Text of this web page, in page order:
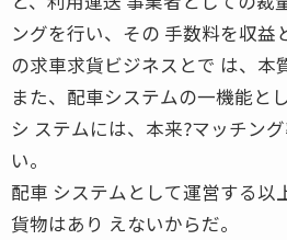
ングを行い、その 手数料を収益
の求車求貨ビジネスとで は、本
また、配車システムの一機能と
シ ステムには、本来?マッチン
い。
配車 システムとして運営する以
貨物はあり えないからだ。